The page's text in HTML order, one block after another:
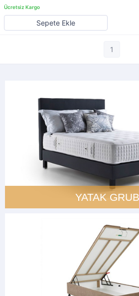
Sepete Ekle
1
YATAK